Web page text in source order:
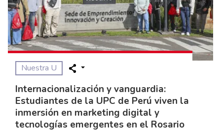
Nuestra U
Internacionalización y vanguardia:
Estudiantes de la UPC de Perú viven la
inmersión en marketing digital y
tecnologías emergentes en el Rosario